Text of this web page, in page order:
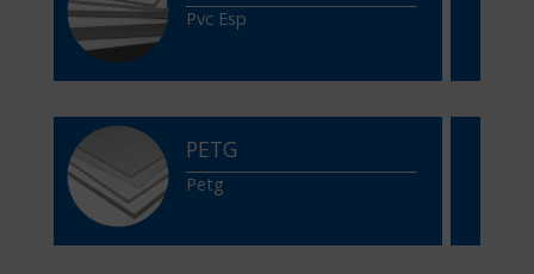
Pvc Esp
PETG
Petg